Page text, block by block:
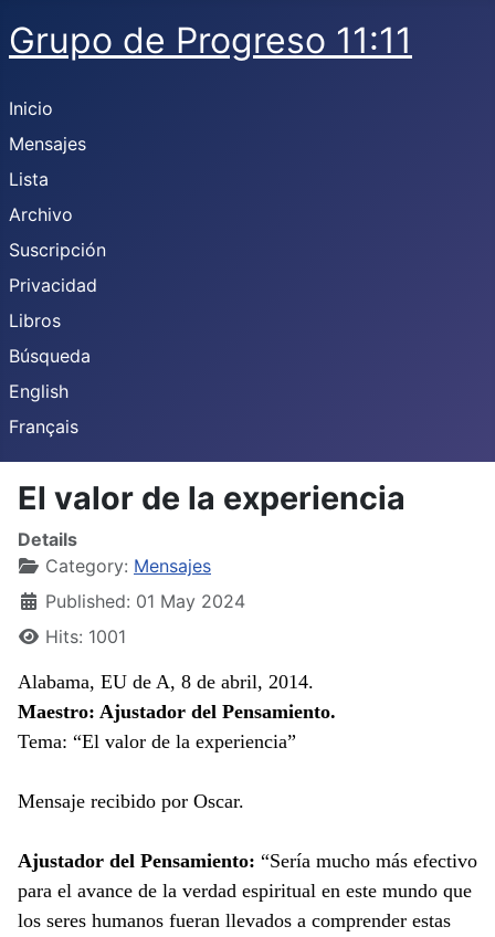
Grupo de Progreso 11:11
Inicio
Mensajes
Lista
Archivo
Suscripción
Privacidad
Libros
Búsqueda
English
Français
El valor de la experiencia
Details
Category: Mensajes
Published: 01 May 2024
Hits: 1001
Alabama, EU de A, 8 de abril, 2014.
Maestro: Ajustador del Pensamiento.
Tema: “El valor de la experiencia”
Mensaje recibido por Oscar.
Ajustador del Pensamiento: “Sería mucho más efectivo
para el avance de la verdad espiritual en este mundo que
los seres humanos fueran llevados a comprender estas